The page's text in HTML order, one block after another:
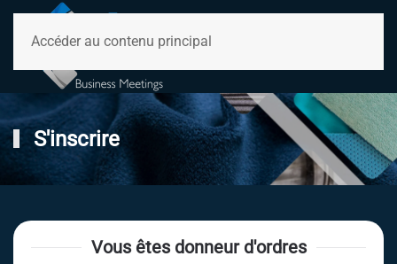
Accéder au contenu principal
S'inscrire
Vous êtes donneur d'ordres